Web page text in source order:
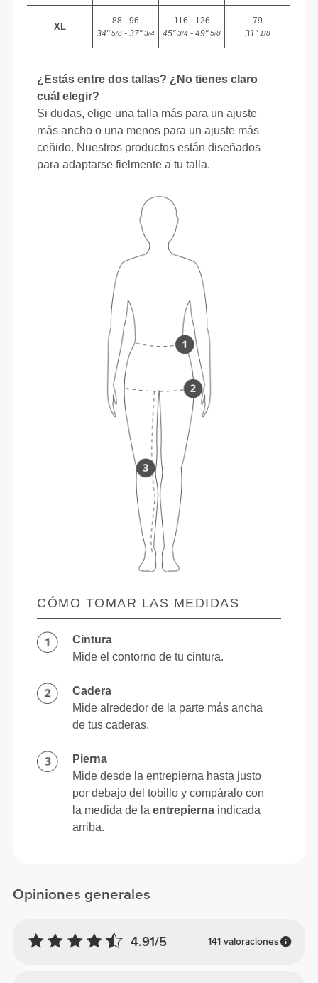
Opiniones generales
4.91/5 141 valoraciones
XL
88 - 96
34"5/8 - 37"3/4
116 - 126
45"3/4 - 49"5/8
79
31"1/8
¿Estás entre dos tallas? ¿No tienes claro
cuál elegir?
Si dudas, elige una talla más para un ajuste
más ancho o una menos para un ajuste más
ceñido. Nuestros productos están diseñados
para adaptarse fielmente a tu talla.
CÓMO TOMAR LAS MEDIDAS
Cintura
Mide el contorno de tu cintura.
Cadera
Mide alrededor de la parte más ancha
de tus caderas.
Pierna
Mide desde la entrepierna hasta justo
por debajo del tobillo y compáralo con
la medida de laentrepierna indicada
arriba.